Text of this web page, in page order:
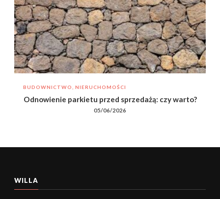
BUDOWNICTWO, NIERUCHOMOŚCI
Odnowienie parkietu przed sprzedażą: czy warto?
05/06/2026
WILLA